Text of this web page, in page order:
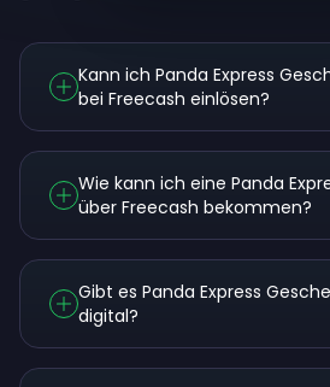
Kann ich Panda Express
bei Freecash einlösen?
Wie kann ich eine Panda
über Freecash bekommen?
Gibt es Panda Express
digital?